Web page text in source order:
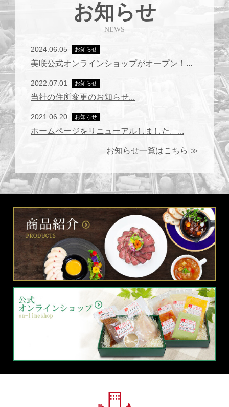
お知らせ
NEWS
2024.06.05 お知らせ
美咲公式オンラインショップがオープン！...
2022.07.01 お知らせ
当社の住所変更のお知らせ...
2021.06.20 お知らせ
ホームページをリニューアルしました。...
お知らせ一覧はこちら ≫